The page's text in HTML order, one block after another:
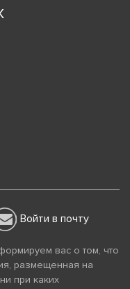
Войти в почту
вас о том, что
размещенная на
при каких